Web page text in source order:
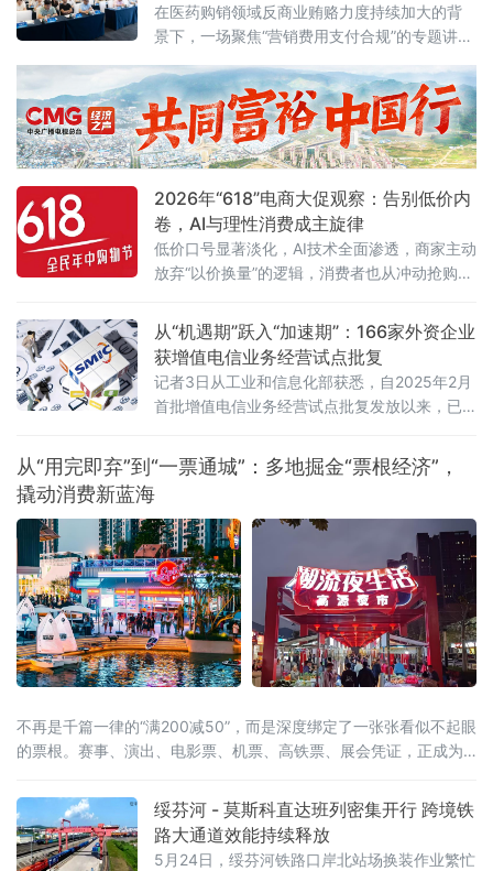
专题讲座
在医药购销领域反商业贿赂力度持续加大的背
景下，一场聚焦“营销费用支付合规”的专题讲座
及合规服务等产业链各环节的50余位企业代
表，围绕两高最新司法解释及行业纠风工作要
求，深入探讨合规经营与风险防控的实践路
径。6月5日，由杭州金华商会食品药品分会主
费用支付合规问题专题讲座”在杭州市钱塘区
2026年“618”电商大促观察：告别低价内
卷，AI与理性消费成主旋律
低价口号显著淡化，AI技术全面渗透，商家主动
放弃“以价换量”的逻辑，消费者也从冲动抢购转
从“机遇期”跃入“加速期”：166家外资企业
获增值电信业务经营试点批复
记者3日从工业和信息化部获悉，自2025年2月
首批增值电信业务经营试点批复发放以来，已
展互联网数据中心、互联网接入服务、信息服
务等增值电信业务。这被看作是我国主动对接
的重要进展。在试点数量快速扩容的
从“用完即弃”到“一票通城”：多地掘金“票根经济”，
撬动消费新蓝海
不再是千篇一律的“满200减50”，而是深度绑定了一张张看似不起眼
的票根。赛事、演出、电影票、机票、高铁票、展会凭证，正成为
心的新浪潮，正试图通过一张张电子或纸质票根，精准捕捉城市里
的“短暂流量”，并将其转化为实实在在的“消费留量”。一张票根解锁
全城：消费场景
绥芬河 - 莫斯科直达班列密集开行 跨境铁
路大通道效能持续释放
5月24日，绥芬河铁路口岸北站场换装作业繁忙